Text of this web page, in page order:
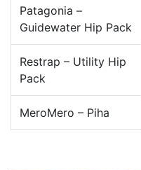
Patagonia –
Guidewater Hip Pack
Restrap – Utility Hip
Pack
MeroMero – Piha